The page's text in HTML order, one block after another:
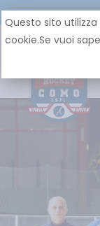
Questo sito
cookie.Se vuoi